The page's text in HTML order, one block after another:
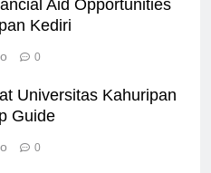
Aid Opportunities
Kediri
0
Universitas Kahuripan
Guide
0